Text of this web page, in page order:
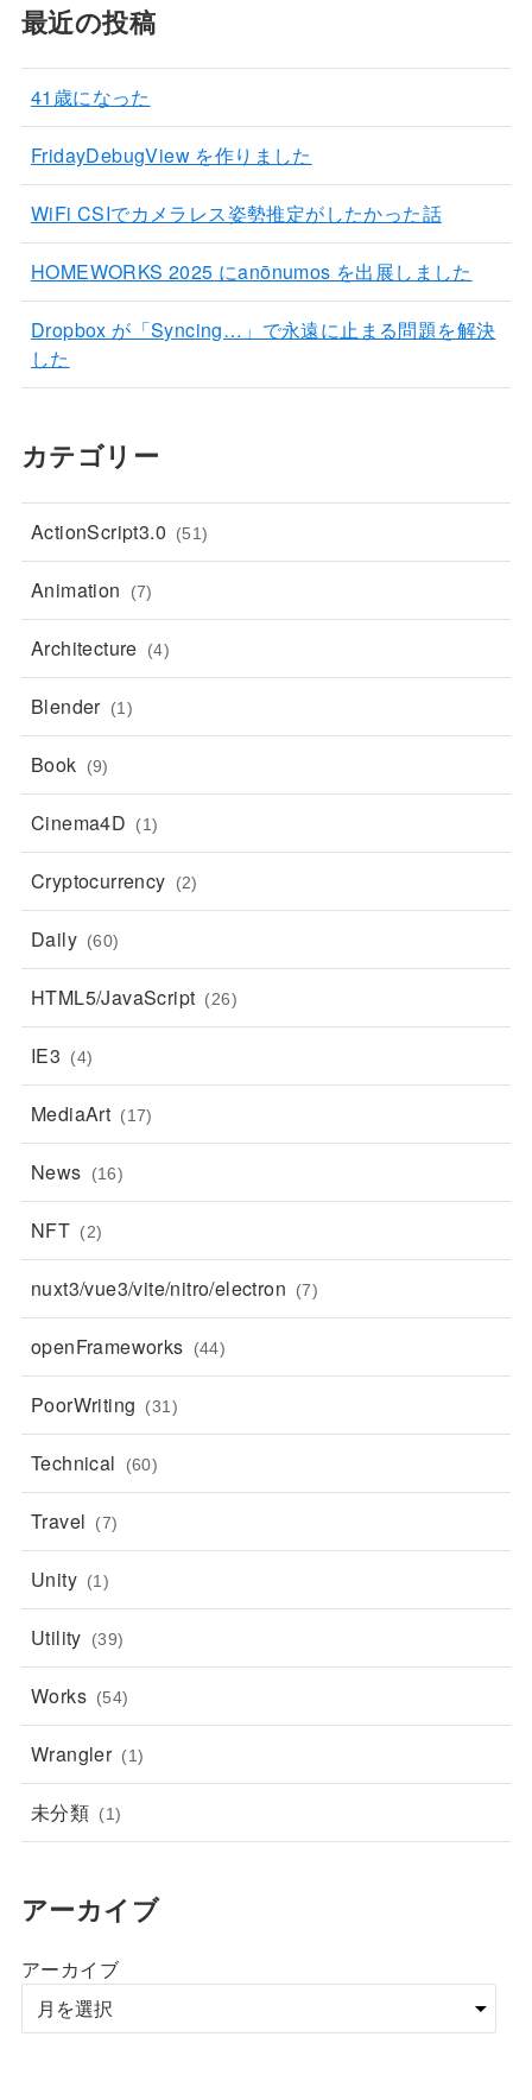
最近の投稿
41歳になった
FridayDebugView を作りました
WiFi CSIでカメラレス姿勢推定がしたかった話
HOMEWORKS 2025 にanōnumos を出展しました
Dropbox が「Syncing…」で永遠に止まる問題を解決
した
カテゴリー
ActionScript3.0 (51)
Animation (7)
Architecture (4)
Blender (1)
Book (9)
Cinema4D (1)
Cryptocurrency (2)
Daily (60)
HTML5/JavaScript (26)
IE3 (4)
MediaArt (17)
News (16)
NFT (2)
nuxt3/vue3/vite/nitro/electron (7)
openFrameworks (44)
PoorWriting (31)
Technical (60)
Travel (7)
Unity (1)
Utility (39)
Works (54)
Wrangler (1)
未分類 (1)
アーカイブ
アーカイブ